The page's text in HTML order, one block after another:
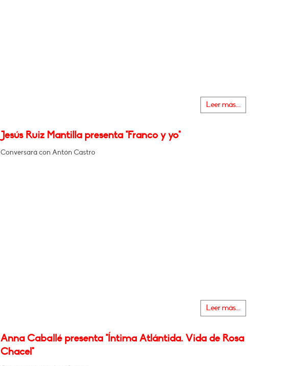
Leer más...
Jesús Ruiz Mantilla presenta "Franco y yo"
Conversará con Antón Castro
Leer más...
Anna Caballé presenta "Íntima Atlántida. Vida de Rosa
Chacel"